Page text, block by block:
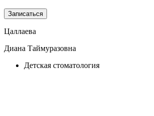
Записаться
Цаллаева
Диана Таймуразовна
Детская стоматология